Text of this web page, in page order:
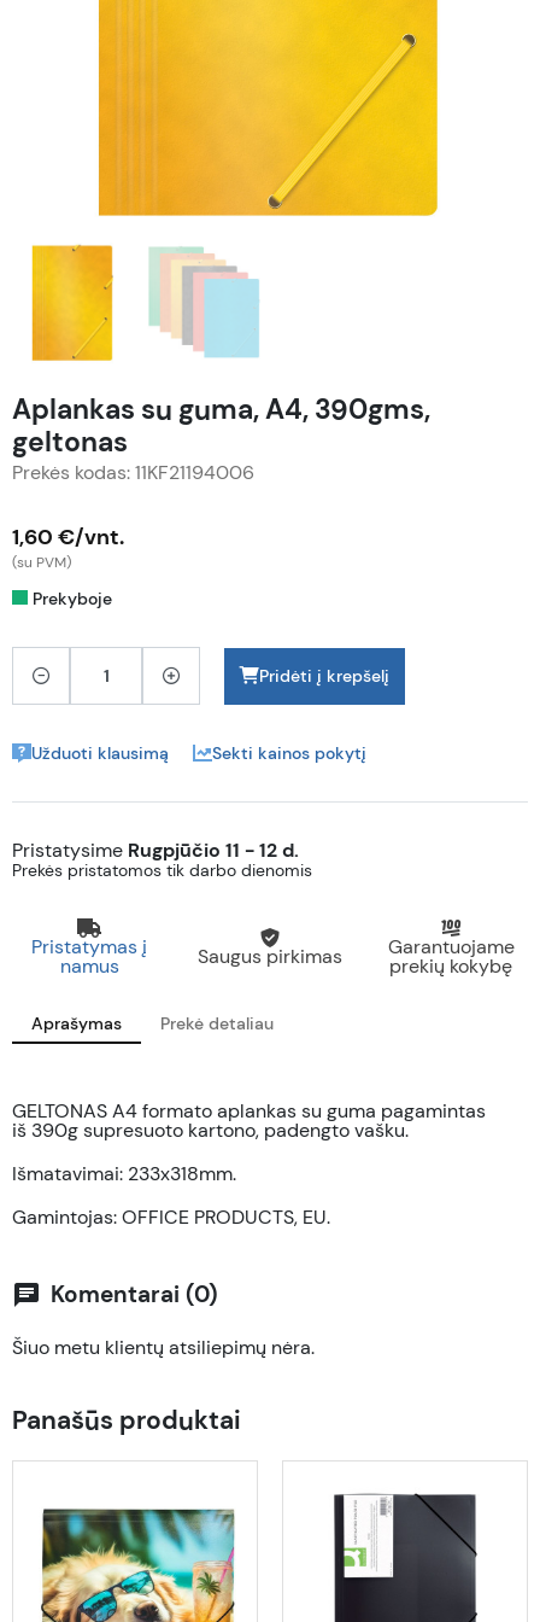
Aplankas su guma, A4, 390gms,
geltonas
Prekės kodas: 11KF21194006
1,60 €/vnt.
(su PVM)
Prekyboje
Pridėti į krepšelį
Užduoti klausimą Sekti kainos pokytį
Pristatysime Rugpjūčio 11 - 12 d.
Prekės pristatomos tik darbo dienomis
Pristatymas į
namus Saugus pirkimas Garantuojame
prekių kokybę
Aprašymas Prekė detaliau
GELTONAS A4 formato aplankas su guma pagamintas
iš 390gsupresuoto kartono, padengto vašku.
Išmatavimai: 233x318mm.
Gamintojas: OFFICE PRODUCTS, EU.
chat Komentarai (0)
Šiuo metu klientų atsiliepimų nėra.
Panašūs produktai